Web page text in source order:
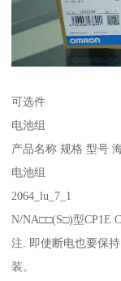
可选件
电池组
产品名称 规格 型号
电池组
2064_lu_7_1
N/NA□□(S□)型CP1E
注. 即使断电也要保
装。